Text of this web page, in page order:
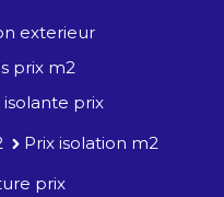
exterieur
prix m2
prix
Prix isolation m2
prix